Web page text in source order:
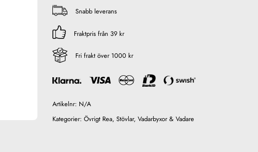
Snabb leverans
Fraktpris från 39 kr
Fri frakt över 1000 kr
Artikelnr: N/A
Kategorier: Övrigt Rea, Stövlar, Vadarbyxor & Vadare